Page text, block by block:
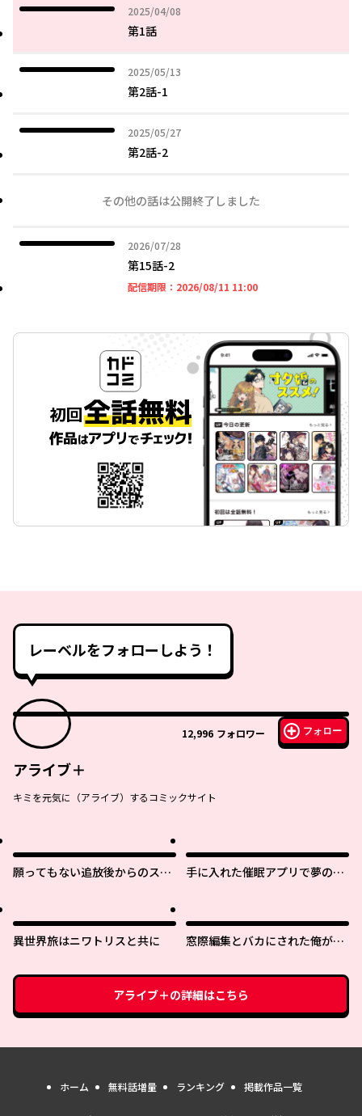
2025/04/08
2025年04月08日
第1話
2025/05/13
2025年05月13日
第2話-1
2025/05/27
2025年05月27日
第2話-2
その他の話は公開終了しました
2026/07/28
2026年07月28日
第15話-2
配信期限： 2026/08/11 11:002026年08月11日 11時
レーベルをフォローしよう！
12,996 フォロワー フォロー
アライブ＋
キミを元気に（アライブ）するコミックサイト
願ってもない追放後からのスロ
り行きで美少女ギャルの師匠に
なったらなぜかめちゃくちゃ懐
かれた〜
手に入れた催眠アプリで夢のハ
異世界旅はニワトリスと共に
窓際編集とバカにされた俺が、
た
アライブ＋の詳細はこちら
ホーム 無料話増量 ランキング 掲載作品一覧